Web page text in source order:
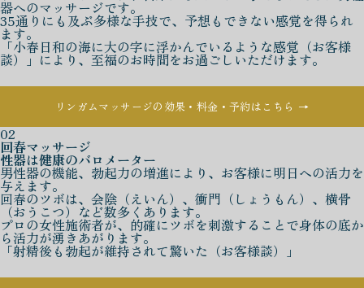
器へのマッサージです。
35通りにも及ぶ多様な手技で、予想もできない感覚を得られ
ます。
「小春日和の海に大の字に浮かんでいるような感覚（お客様
談）」により、至福のお時間をお過ごしいただけます。
リンガムマッサージの効果・料金・予約はこちら →
02
回春マッサージ
性器は健康のバロメーター
男性器の機能、勃起力の増進により、お客様に明日への活力を
与えます。
回春のツボは、会陰（えいん）、衝門（しょうもん）、横骨
（おうこつ）など数多くあります。
プロの女性施術者が、的確にツボを刺激することで身体の底か
ら活力が湧きあがります。
「射精後も勃起が維持されて驚いた（お客様談）」